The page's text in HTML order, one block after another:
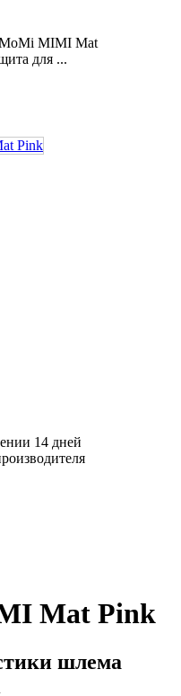
MIMI Mat
для ...
14 дней
Mat Pink
шлема